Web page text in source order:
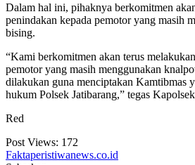
Dalam hal ini, pihaknya berkomitmen
penindakan kepada pemotor yang masih
bising.
“Kami berkomitmen akan terus
pemotor yang masih menggunakan
dilakukan guna menciptakan Kamtibmas
hukum Polsek Jatibarang,” tegas
Red
Post Views: 172
Faktaperistiwanews.co.id